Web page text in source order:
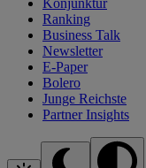
Ranking
Business Talk
Newsletter
E-Paper
Bolero
Junge Reichste
Partner Insights